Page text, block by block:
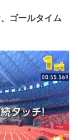
ゴールタイム